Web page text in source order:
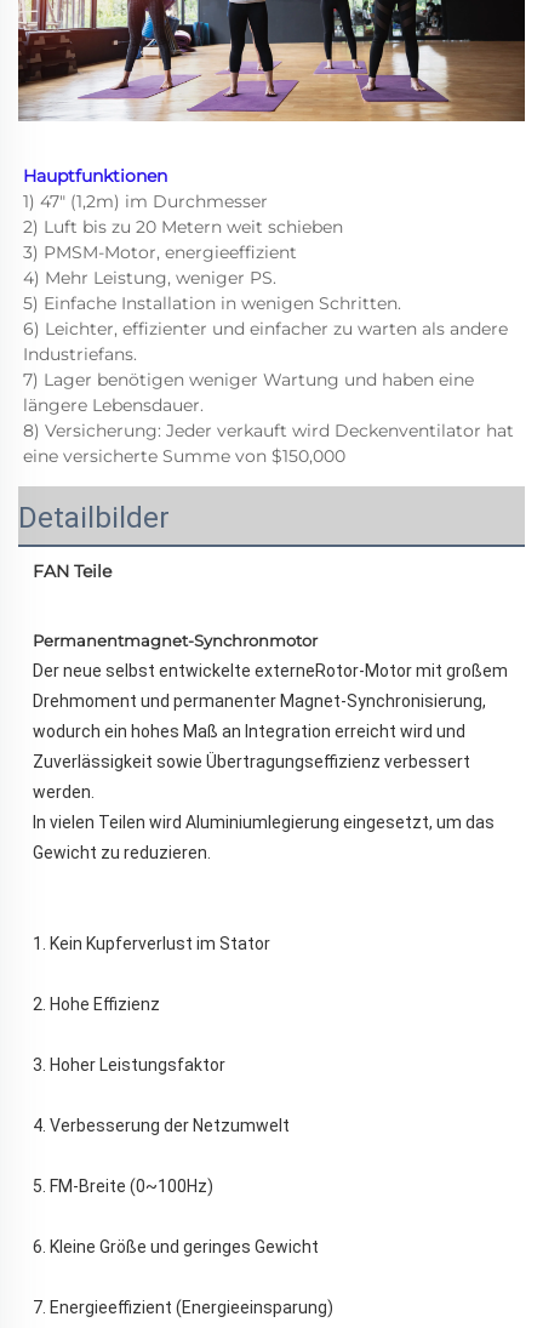
Hauptfunktionen
1) 47" (1,2m) im Durchmesser
2) Luft bis zu 20 Metern weit schieben
3) PMSM-Motor, energieeffizient
4) Mehr Leistung, weniger PS.
5) Einfache Installation in wenigen Schritten.
6) Leichter, effizienter und einfacher zu warten als andere
Industriefans.
7) Lager benötigen weniger Wartung und haben eine
längere Lebensdauer.
8) Versicherung: Jeder verkauft wird Deckenventilator hat
eine versicherte Summe von $150,000
Detailbilder
FAN Teile
Permanentmagnet-Synchronmotor
Der neue selbst entwickelte externeRotor-Motor mit großem
Drehmoment und permanenter Magnet-Synchronisierung,
wodurch ein hohes Maß an Integration erreicht wird und
Zuverlässigkeit sowie Übertragungseffizienz verbessert
werden.
In vielen Teilen wird Aluminiumlegierung eingesetzt, um das
Gewicht zu reduzieren.
1. Kein Kupferverlust im Stator
2. Hohe Effizienz
3. Hoher Leistungsfaktor
4. Verbesserung der Netzumwelt
5. FM-Breite (0~100Hz)
6. Kleine Größe und geringes Gewicht
7. Energieeffizient (Energieeinsparung)